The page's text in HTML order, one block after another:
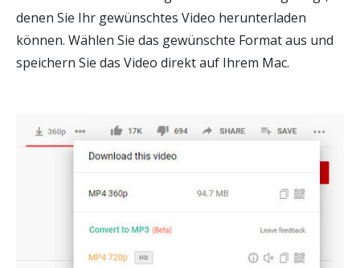
denen Sie Ihr gewünschtes Video herunterladen
können. Wählen Sie das gewünschte Format aus und
speichern Sie das Video direkt auf Ihrem Mac.